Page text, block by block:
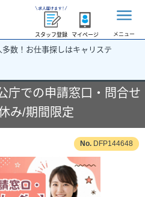
スタッフ登録 マイページ メニュー
数！お仕事探しはキャリステ
庁での申請窓口・問合せ
み/期間限定
DFP144648